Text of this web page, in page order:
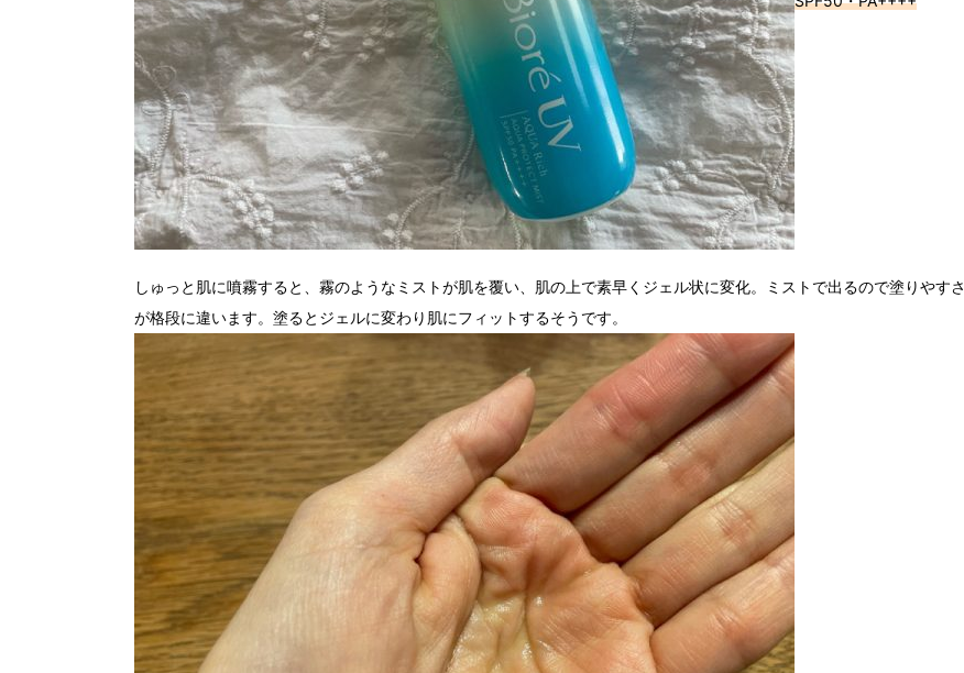
しゅっと肌に噴霧すると、霧のようなミストが肌を覆い、肌の 上で素早くジェル状に変化。ミストで出るので塗りやすさ
が格段に違います。塗るとジェルに変わり肌にフィットするそうです。